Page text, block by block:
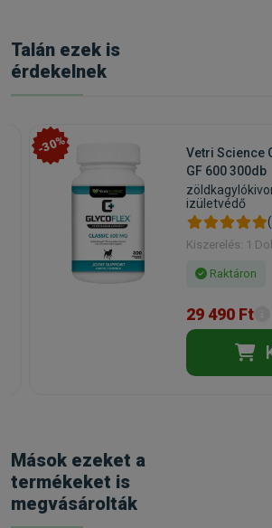
Talán ezek is
érdekelnek
-30%
Vetri Science
GF 600 300db
izületvédő
Kiszerelés: 1
Raktáron
29 490 Ft
Mások ezeket a
termékeket is
megvásárolták